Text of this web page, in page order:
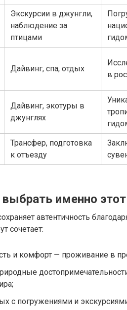
Экскурсии в джунгли,
наблюдение за
птицами
Дайвинг, спа, отдых
в
Дайвинг, экотуры в
джунглях
Трансфер, подготовка
к отъезду
именно
автентичность
сочетает:
и комфорт — проживание в
с погружениями и